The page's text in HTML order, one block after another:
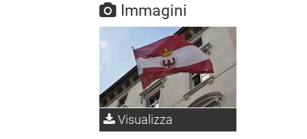
Immagini
Visualizza